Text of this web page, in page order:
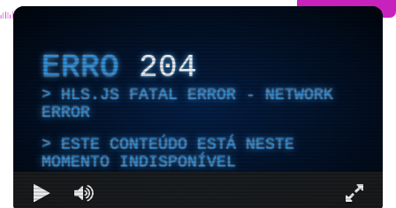
ERRO204
HLS.JS FATAL ERROR - NETWORK
ERROR
ESTE CONTEÚDO ESTÁ NESTE
MOMENTO INDISPONÍVEL